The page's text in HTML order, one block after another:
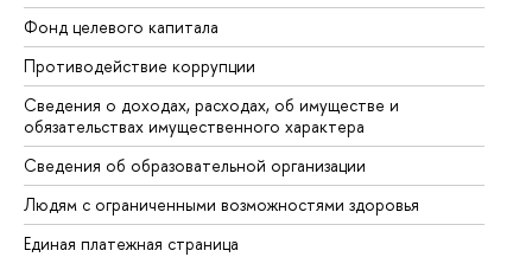
Фонд целевого капитала
Противодействие коррупции
Сведения о доходах, расходах, об имуществе и
обязательствах имущественного характера
Сведения об образовательной организации
Людям с ограниченными возможностями здоровья
Единая платежная страница